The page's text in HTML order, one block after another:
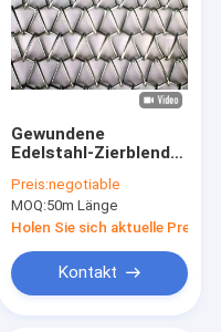
Gewundene
Edelstahl-Zierblende
Vorhang
Preis:negotiable
MOQ:50m Länge
Holen Sie sich aktuelle Preis
Kontakt